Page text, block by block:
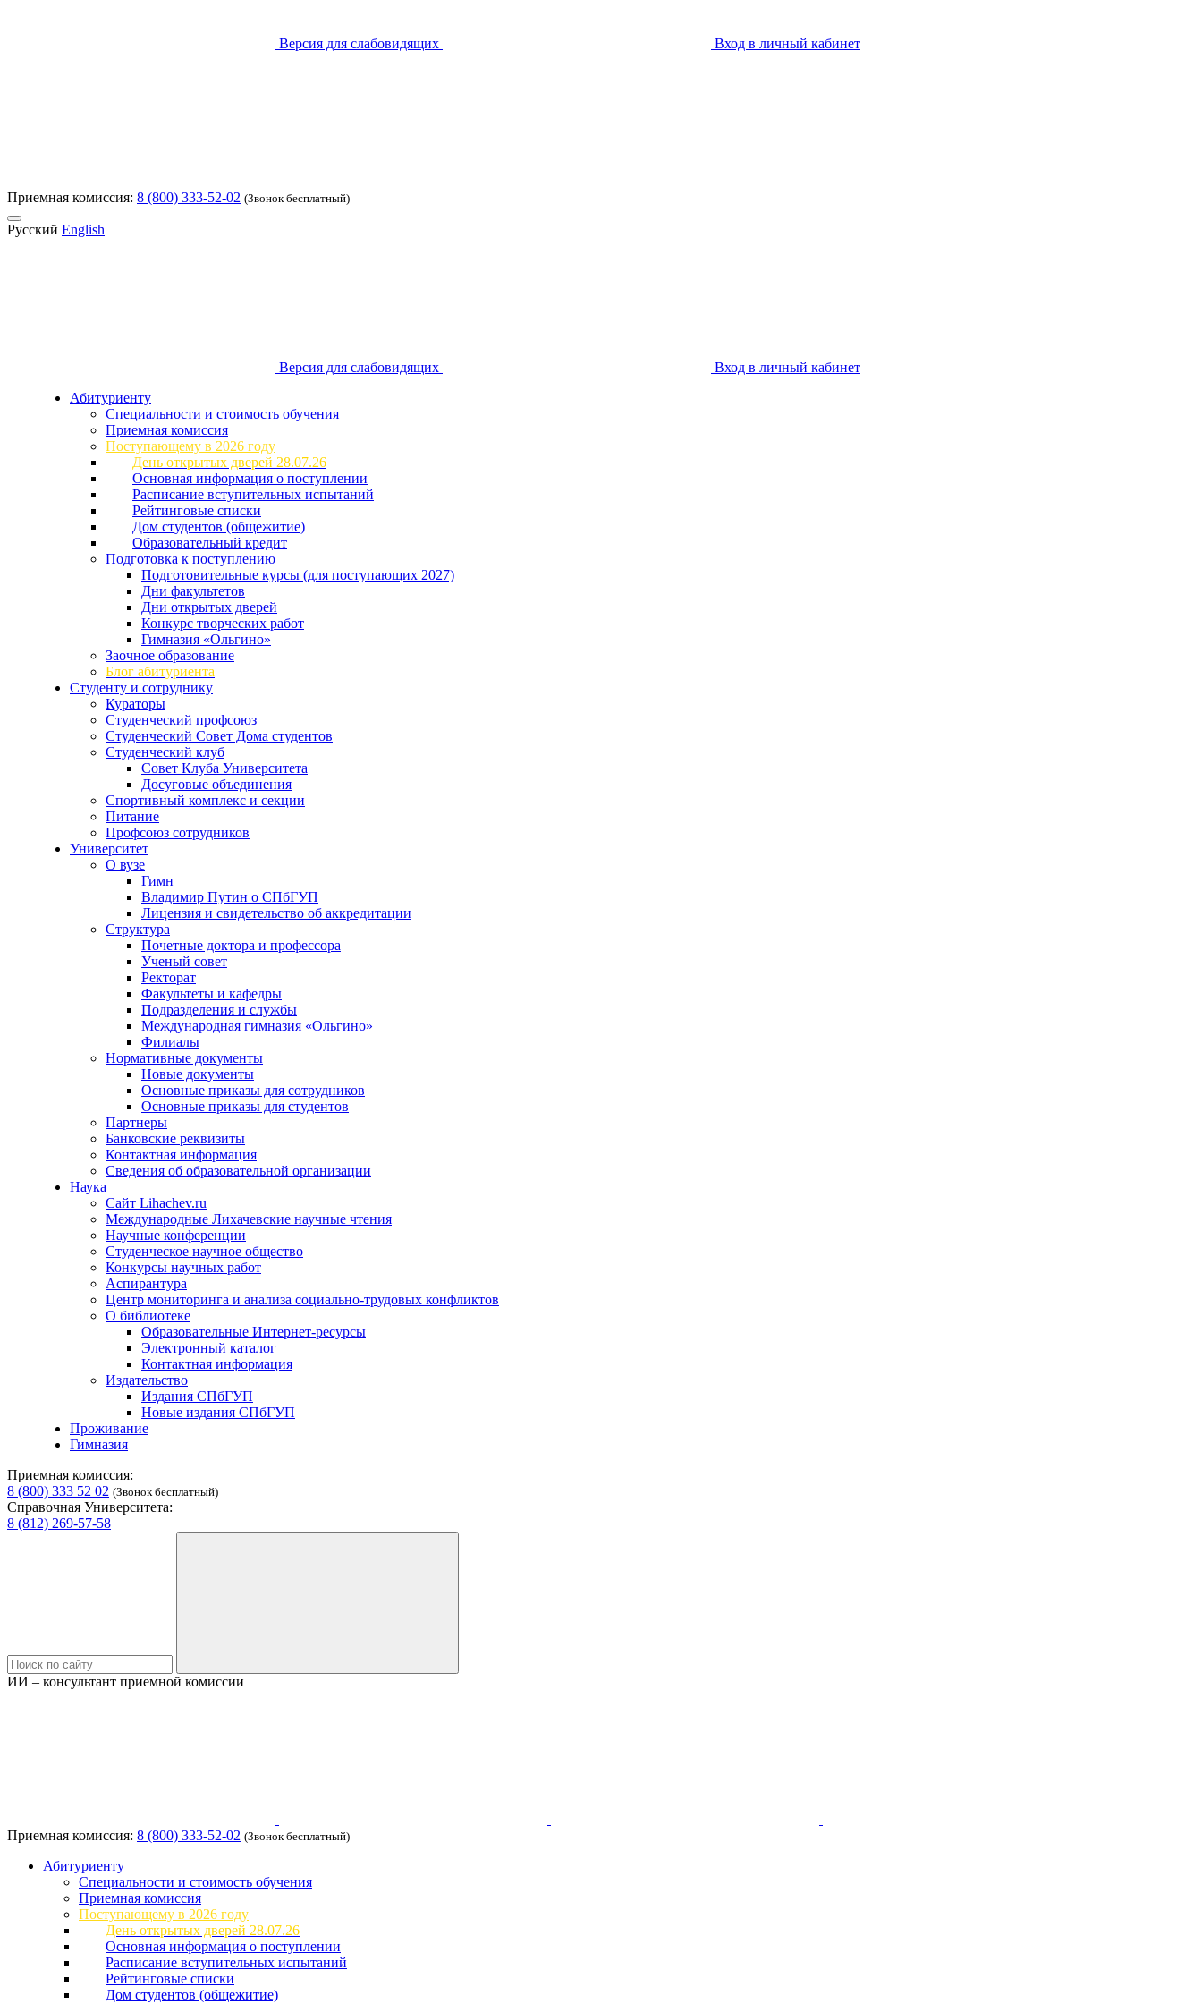
Версия для слабовидящих Вход в личный кабинет
Приемная комиссия: 8 (800) 333-52-02 (Звонок бесплатный)
Русский English
Версия для слабовидящих
Вход в личный кабинет
Абитуриенту
Специальности и стоимость обучения
Приемная комиссия
Поступающему в 2026 году
День открытых дверей 28.07.26
Основная информация о поступлении
Расписание вступительных испытаний
Рейтинговые списки
Дом студентов (общежитие)
Образовательный кредит
Подготовка к поступлению
Подготовительные курсы (для поступающих 2027)
Дни факультетов
Дни открытых дверей
Конкурс творческих работ
Гимназия «Ольгино»
Заочное образование
Блог абитуриента
Студенту и сотруднику
Кураторы
Студенческий профсоюз
Студенческий Совет Дома студентов
Студенческий клуб
Совет Клуба Университета
Досуговые объединения
Спортивный комплекс и секции
Питание
Профсоюз сотрудников
Университет
О вузе
Гимн
Владимир Путин о СПбГУП
Лицензия и свидетельство об аккредитации
Структура
Почетные доктора и профессора
Ученый совет
Ректорат
Факультеты и кафедры
Подразделения и службы
Международная гимназия «Ольгино»
Филиалы
Нормативные документы
Новые документы
Основные приказы для сотрудников
Основные приказы для студентов
Партнеры
Банковские реквизиты
Контактная информация
Сведения об образовательной организации
Наука
Сайт Lihachev.ru
Международные Лихачевские научные чтения
Научные конференции
Студенческое научное общество
Конкурсы научных работ
Аспирантура
Центр мониторинга и анализа социально-трудовых конфликтов
О библиотеке
Образовательные Интернет-ресурсы
Электронный каталог
Контактная информация
Издательство
Издания СПбГУП
Новые издания СПбГУП
Проживание
Гимназия
Приемная комиссия:
8 (800) 333 52 02 (Звонок бесплатный)
Справочная Университета:
8 (812) 269-57-58
ИИ – консультант приемной комиссии
Приемная комиссия: 8 (800) 333-52-02 (Звонок бесплатный)
Абитуриенту
Специальности и стоимость обучения
Приемная комиссия
Поступающему в 2026 году
День открытых дверей 28.07.26
Основная информация о поступлении
Расписание вступительных испытаний
Рейтинговые списки
Дом студентов (общежитие)